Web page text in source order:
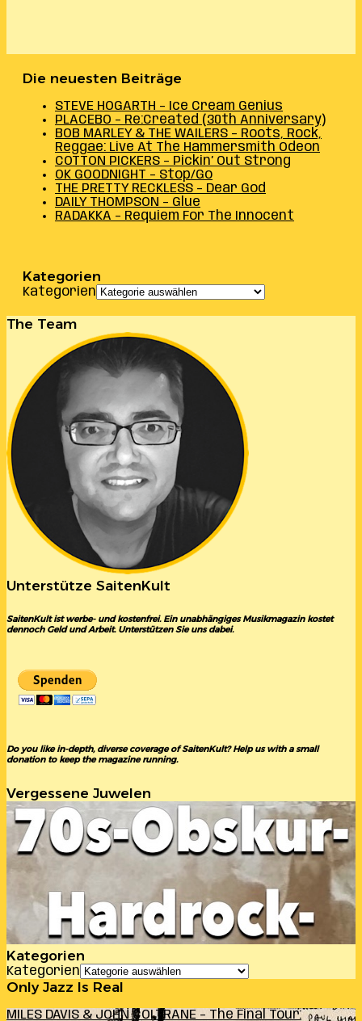
Die neuesten Beiträge
STEVE HOGARTH – Ice Cream Genius
PLACEBO – Re:Created (30th Anniversary)
BOB MARLEY & THE WAILERS – Roots, Rock,
Reggae: Live At The Hammersmith Odeon
COTTON PICKERS – Pickin’ Out Strong
OK GOODNIGHT – Stop/Go
THE PRETTY RECKLESS – Dear God
DAILY THOMPSON – Glue
RADAKKA – Requiem For The Innocent
Kategorien
Kategorien
The Team
Unterstütze SaitenKult
SaitenKult ist werbe- und kostenfrei. Ein unabhängiges Musikmagazin kostet
dennoch Geld und Arbeit. Unterstützen Sie uns dabei.
Do you like in-depth, diverse coverage of SaitenKult? Help us with a small
donation to keep the magazine running.
Vergessene Juwelen
Kategorien
Kategorien
Only Jazz Is Real
MILES DAVIS & JOHN COLTRANE – The Final Tour: